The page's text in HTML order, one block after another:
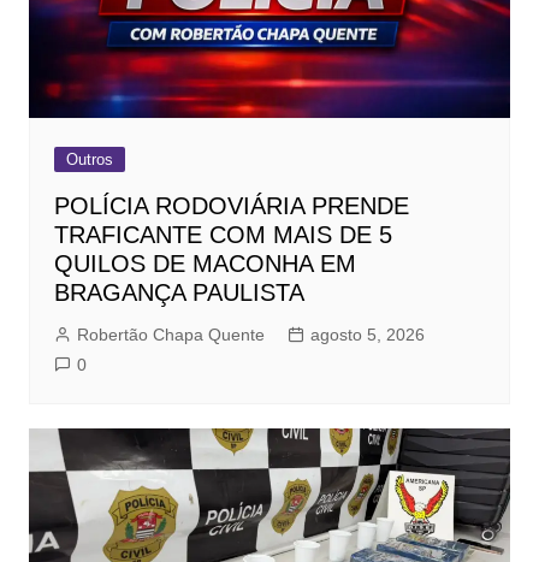
Outros
POLÍCIA RODOVIÁRIA PRENDE
TRAFICANTE COM MAIS DE 5
QUILOS DE MACONHA EM
BRAGANÇA PAULISTA
Robertão Chapa Quente
agosto 5, 2026
0